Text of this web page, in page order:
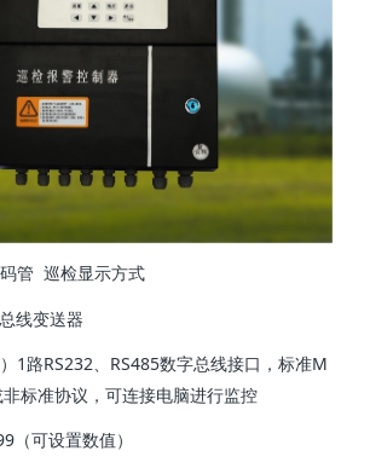
管 巡检显示方式
总线变送器
1 路RS232 RS485数字总线接口，标准M
标准协议，可连接电脑进行监控
（可设置数值）